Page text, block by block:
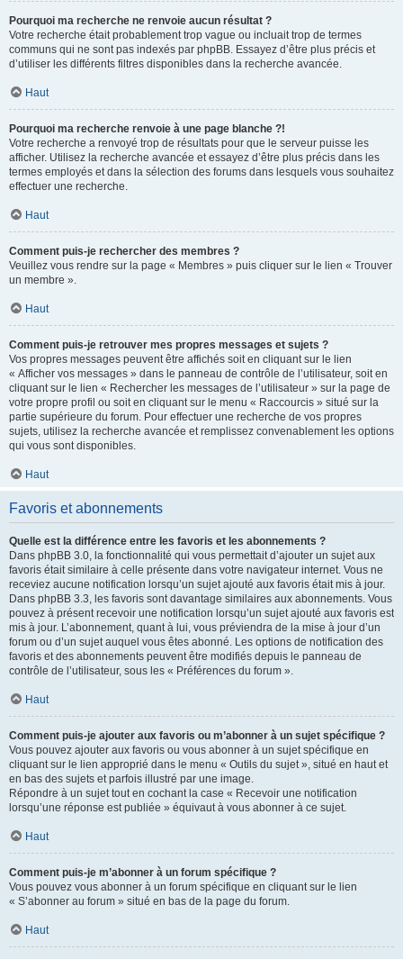
Pourquoi ma recherche ne renvoie aucun résultat ?
Votre recherche était probablement trop vague ou incluait trop de termes
communs qui ne sont pas indexés par phpBB. Essayez d’être plus précis et
d’utiliser les différents filtres disponibles dans la recherche avancée.
Haut
Pourquoi ma recherche renvoie à une page blanche ?!
Votre recherche a renvoyé trop de résultats pour que le serveur puisse les
afficher. Utilisez la recherche avancée et essayez d’être plus précis dans les
termes employés et dans la sélection des forums dans lesquels vous souhaitez
effectuer une recherche.
Haut
Comment puis-je rechercher des membres ?
Veuillez vous rendre sur la page « Membres » puis cliquer sur le lien « Trouver
un membre ».
Haut
Comment puis-je retrouver mes propres messages et sujets ?
Vos propres messages peuvent être affichés soit en cliquant sur le lien
« Afficher vos messages » dans le panneau de contrôle de l’utilisateur, soit en
cliquant sur le lien « Rechercher les messages de l’utilisateur » sur la page de
votre propre profil ou soit en cliquant sur le menu « Raccourcis » situé sur la
partie supérieure du forum. Pour effectuer une recherche de vos propres
sujets, utilisez la recherche avancée et remplissez convenablement les options
qui vous sont disponibles.
Haut
Favoris et abonnements
Quelle est la différence entre les favoris et les abonnements ?
Dans phpBB 3.0, la fonctionnalité qui vous permettait d’ajouter un sujet aux
favoris était similaire à celle présente dans votre navigateur internet. Vous ne
receviez aucune notification lorsqu’un sujet ajouté aux favoris était mis à jour.
Dans phpBB 3.3, les favoris sont davantage similaires aux abonnements. Vous
pouvez à présent recevoir une notification lorsqu’un sujet ajouté aux favoris est
mis à jour. L’abonnement, quant à lui, vous préviendra de la mise à jour d’un
forum ou d’un sujet auquel vous êtes abonné. Les options de notification des
favoris et des abonnements peuvent être modifiés depuis le panneau de
contrôle de l’utilisateur, sous les « Préférences du forum ».
Haut
Comment puis-je ajouter aux favoris ou m’abonner à un sujet spécifique ?
Vous pouvez ajouter aux favoris ou vous abonner à un sujet spécifique en
cliquant sur le lien approprié dans le menu « Outils du sujet », situé en haut et
en bas des sujets et parfois illustré par une image.
Répondre à un sujet tout en cochant la case « Recevoir une notification
lorsqu’une réponse est publiée » équivaut à vous abonner à ce sujet.
Haut
Comment puis-je m’abonner à un forum spécifique ?
Vous pouvez vous abonner à un forum spécifique en cliquant sur le lien
« S’abonner au forum » situé en bas de la page du forum.
Haut